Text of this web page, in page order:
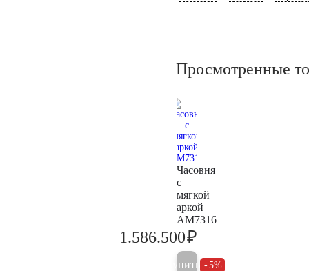
Просмотренные
Часовня
с
мягкой
аркой
AM7316
1.586.500₽
Купить 5%